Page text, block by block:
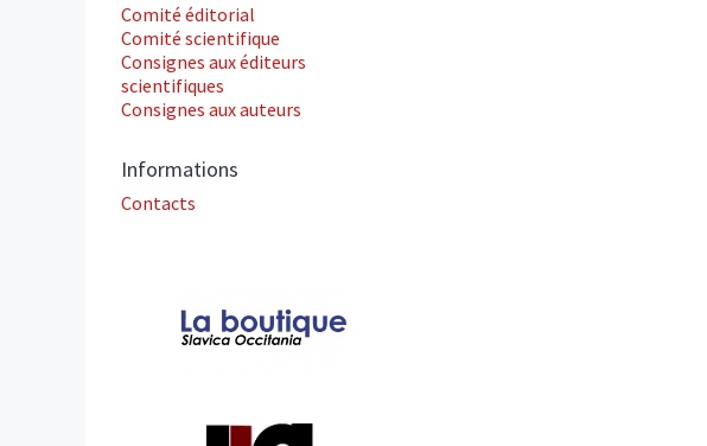
Comité éditorial
Comité scientifique
Consignes aux éditeurs
scientifiques
Consignes aux auteurs
Informations
Contacts